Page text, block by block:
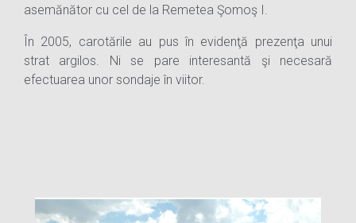
asemănător cu cel de la Remetea Şomoş I.
În 2005, carotările au pus în evidenţă prezenţa unui
strat argilos. Ni se pare interesantă şi necesară
efectuarea unor sondaje în viitor.